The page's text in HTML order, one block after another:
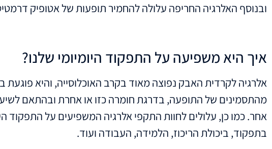
ובנוסף האלרגיה החריפה עלולה להחמיר תופעות של אטופיק
איך היא משפיעה על התפקוד היומיומי שלנו?
אלרגיה לקרדית האבק נפוצה מאוד בקרב האוכלוסייה, והיא פוגעת
מהתסמינים של התופעה, בדרגת חומרה כזו או אחרת ובהתאם
אחר. כמו כן, עלולים לחוות התקפי אלרגיה המשפיעים על התפקוד
בתפקוד, ביכולת הריכוז, הלמידה, העבודה ועוד.